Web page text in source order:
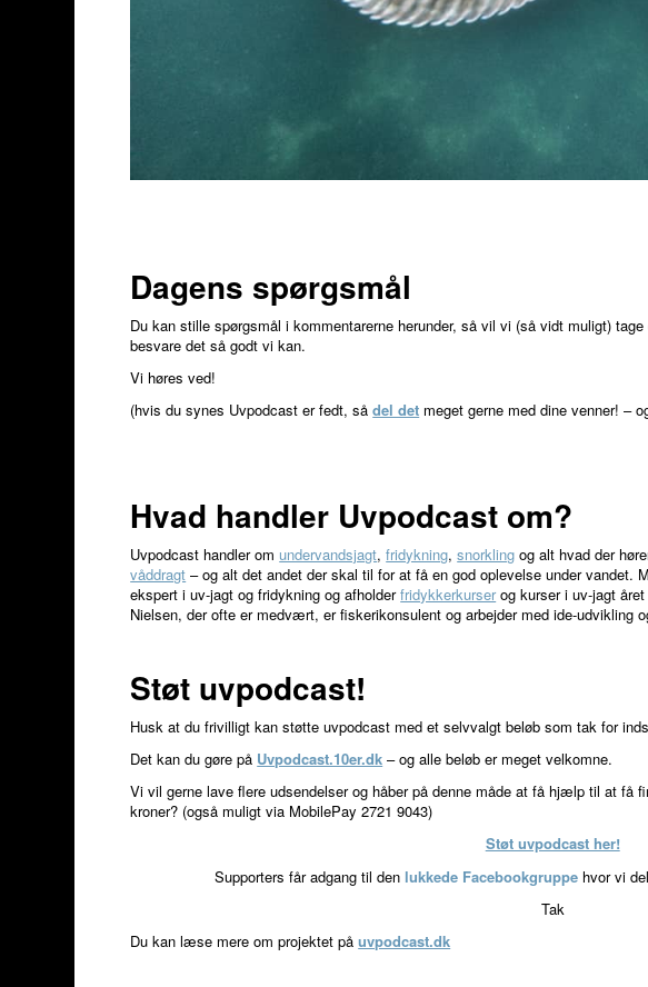
Dagens spørgsmål
Du kan stille spørgsmål i kommentarerne herunder, så vil vi (så vidt muligt)
besvare det så godt vi kan.
Vi høres ved!
(hvis du synes Uvpodcast er fedt, sådel det meget gerne med dine venner! –
Hvad handler Uvpodcast om?
Uvpodcast handler om undervandsjagt,fridykning,snorkling og alt hvad der
våddragt – og alt det andet der skal til for at få en god oplevelse under vandet.
ekspert i uv-jagt og fridykning og afholderfridykkerkurserog kurser i uv-jagt året
Nielsen, der ofte er medvært, er fiskerikonsulent og arbejder med ide-udvikling
Støt uvpodcast!
Husk at du frivilligt kan støtte uvpodcast med et selvvalgt beløb som tak for
Det kan du gøre på Uvpodcast.10er.dk – og alle beløb er meget velkomne.
Vi vil gerne lave flere udsendelser og håber på denne måde at få hjælp til at få
kroner? (også muligt via MobilePay 2721 9043)
Støt uvpodcast her!
Supporters får adgang til den lukkede Facebookgruppe hvor vi
Tak
Du kan læse mere om projektet påuvpodcast.dk